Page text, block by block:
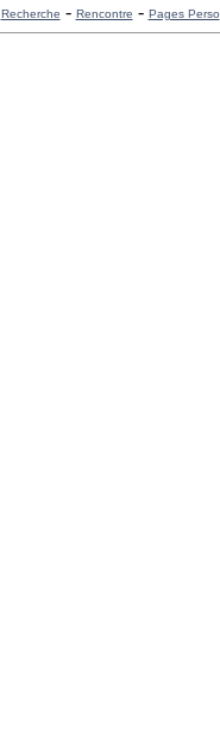
Recherche - Rencontre - Pages Perso